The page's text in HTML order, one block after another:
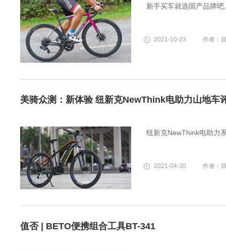
新手买车就选国产品牌吧
2021-10-23 作者：
美骑众测：新体验 纽新克NewThink电助力山地车
纽新克NewThink电助力
2021-04-30 作者：
值否 | BETO便携组合工具BT-341